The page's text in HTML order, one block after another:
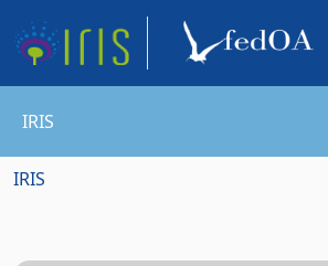
IRIS
IRIS